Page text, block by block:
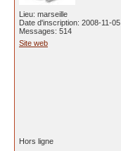
Lieu: marseille
Date d'inscription: 2008-11-05
Messages: 514
Site web
Hors ligne